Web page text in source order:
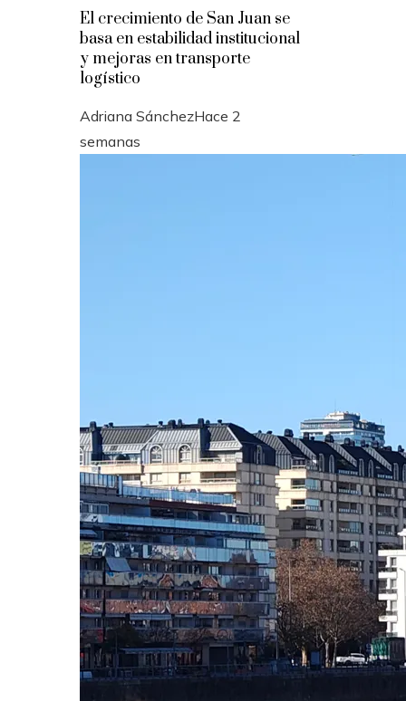
El crecimiento de San Juan se
basa en estabilidad institucional
y mejoras en transporte
logístico
Adriana SánchezHace 2
semanas